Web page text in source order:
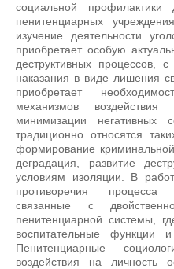
социальной профилактики
пенитенциарных
изучение деятельности
приобретает особую
деструктивных процессов,
наказания в виде лишения
приобретает
механизмов
минимизации
традиционно относятся
формирование криминальной
деградация, развитие
условиям изоляции. В
противоречия процесса
связанные с
пенитенциарной системы,
воспитательные функции
Пенитенциарные
воздействия на личность